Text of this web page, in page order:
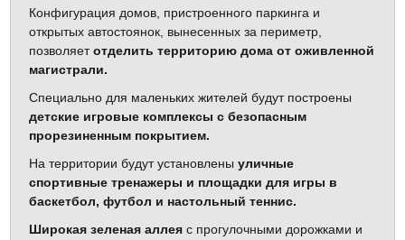
Конфигурация домов, пристроенного паркинга и
открытых автостоянок, вынесенных за периметр,
позволяетотделить территорию дома от оживленной
магистрали.
Специально для маленьких жителей будут построены
детские игровые комплексы с безопасным
прорезиненным покрытием.
На территории будут установленыуличные
спортивные тренажеры и площадки для игры в
баскетбол, футбол и настольный теннис.
Широкая зеленая аллея с прогулочными дорожками и